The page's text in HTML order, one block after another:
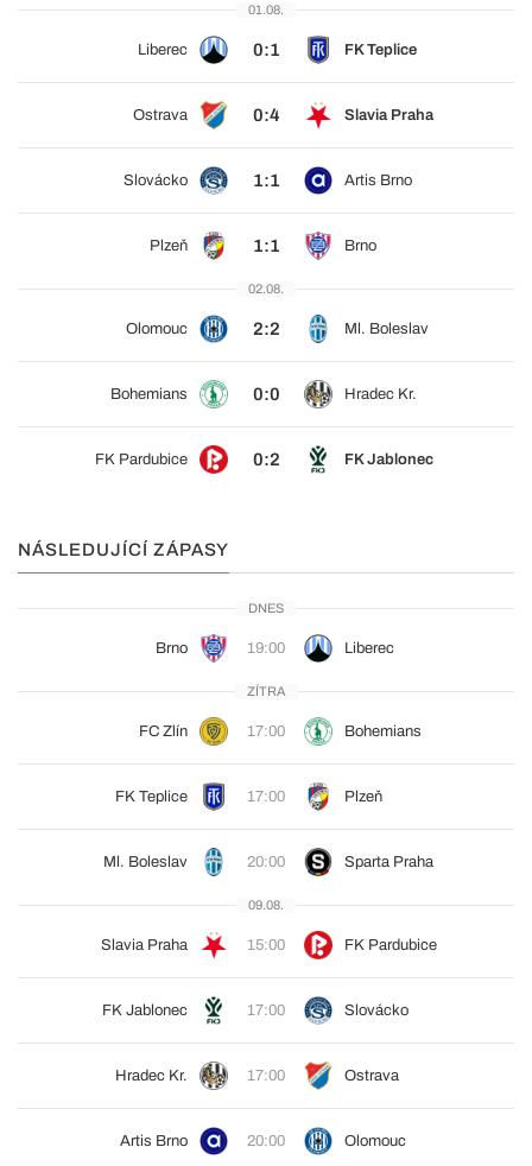
01.08.
Liberec 0:1 FK Teplice
Ostrava 0:4 Slavia Praha
Slovácko 1:1 Artis Brno
Plzeň 1:1 Brno
02.08.
Olomouc 2:2 Ml. Boleslav
Bohemians 0:0 Hradec Kr.
FK Pardubice 0:2 FK Jablonec
NÁSLEDUJÍCÍ ZÁPASY
DNES
Brno 19:00 Liberec
ZÍTRA
FC Zlín 17:00 Bohemians
FK Teplice 17:00 Plzeň
Ml. Boleslav 20:00 Sparta Praha
09.08.
Slavia Praha 15:00 FK Pardubice
FK Jablonec 17:00 Slovácko
Hradec Kr. 17:00 Ostrava
Artis Brno 20:00 Olomouc